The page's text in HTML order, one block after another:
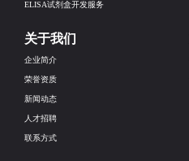
ELISA试剂盒开发服务
关于我们
企业简介
荣誉资质
新闻动态
人才招聘
联系方式